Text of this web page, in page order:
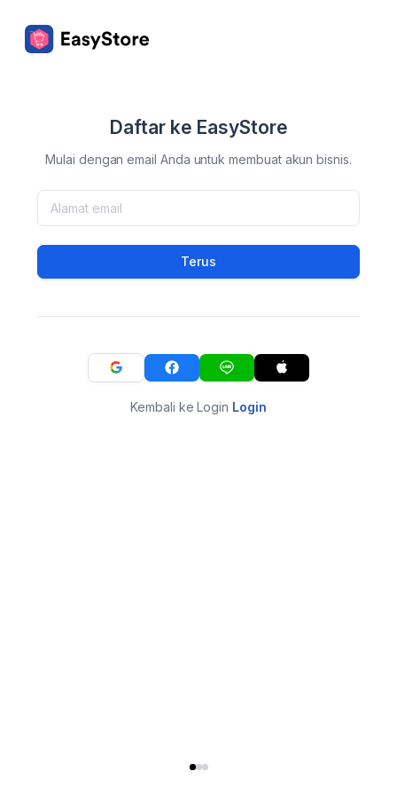
Daftar ke EasyStore
Mulai dengan email Anda untuk membuat akun bisnis.
Terus
Kembali ke Login Login